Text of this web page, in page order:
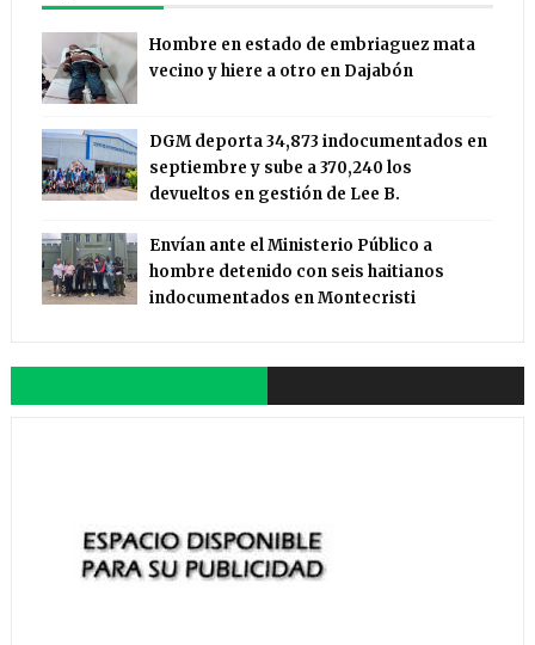
Hombre en estado de embriaguez mata
vecino y hiere a otro en Dajabón
DGM deporta 34,873 indocumentados en
septiembre y sube a 370,240 los
devueltos en gestión de Lee B.
Envían ante el Ministerio Público a
hombre detenido con seis haitianos
indocumentados en Montecristi